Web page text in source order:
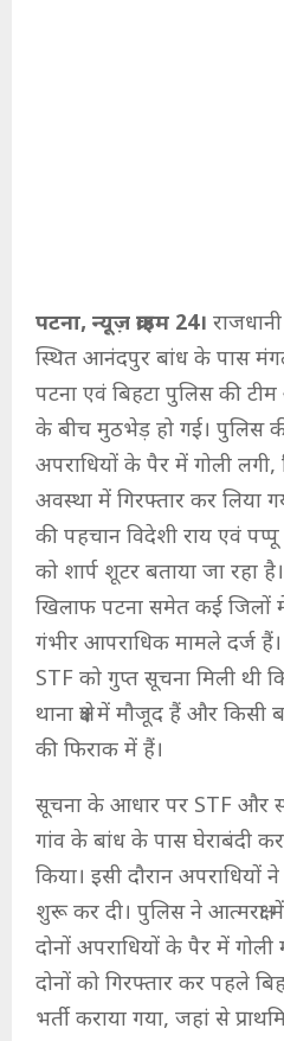
पटना, न्यूज़ क्राइम 24। राजधानी
स्थित आनंदपुर बांध के पास
पटना एवं बिहटा पुलिस की
के बीच मुठभेड़ हो गई। पुलिस की
अपराधियों के पैर में गोली
अवस्था में गिरफ्तार कर लिया
की पहचान विदेशी राय एवं
को शार्प शूटर बताया जा रहा
खिलाफ पटना समेत कई जिलों
गंभीर आपराधिक मामले दर्ज
STF को गुप्त सूचना मिली थी
थाना क्षेत्र में मौजूद हैं और
की फिराक में हैं।
सूचना के आधार पर STF और
गांव के बांध के पास घेराबंदी
किया। इसी दौरान अपराधियों
शुरू कर दी। पुलिस ने आत्मरक्षा
दोनों अपराधियों के पैर में गोली
दोनों को गिरफ्तार कर पहले
भर्ती कराया गया, जहां से